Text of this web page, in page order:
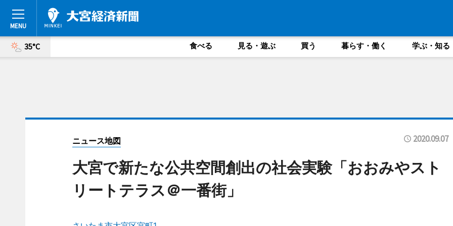
35°C 食べる 見る・遊ぶ 買う 暮らす・働く 学ぶ・知る
ニュース地図 2020.09.07
大宮で新たな公共空間創出の社会実験「おおみやスト
リートテラス＠一番街」